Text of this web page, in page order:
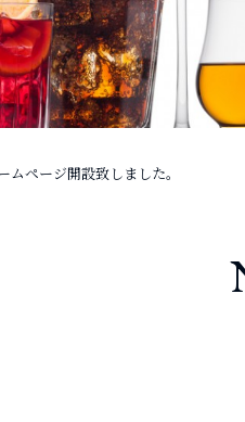
ムページ開設致しました。